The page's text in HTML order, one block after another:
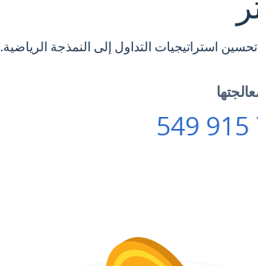
استراتيجيات التداول إلى النمذجة الرياضية.